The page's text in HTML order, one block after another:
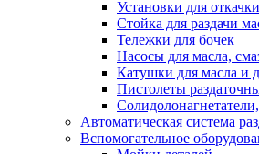
Установки для
Стойка для раздачи
Тележки для бочек
Насосы для масла,
Катушки для масла и
Пистолеты
Автоматическая система
Вспомогательное